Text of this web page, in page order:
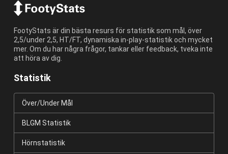
FootyStats är din bästa resurs för statistik som mål, över
2,5/under 2,5, HT/FT, dynamiska in-play-statistik och mycket
mer. Om du har några frågor, tankar eller feedback, tveka inte
att höra av dig.
Statistik
Över/Under Mål
BLGM Statistik
Hörnstatistik